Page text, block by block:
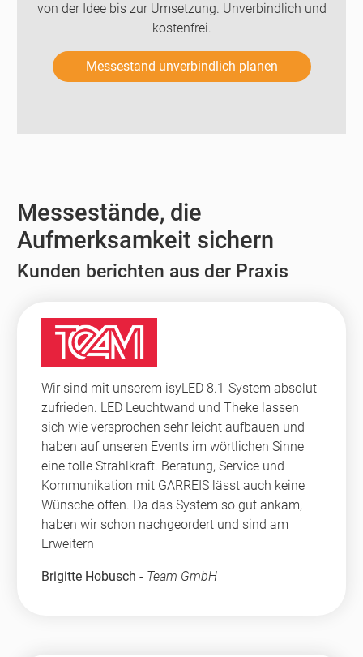
von der Idee bis zur Umsetzung. Unverbindlich und
kostenfrei.
Messestand unverbindlich planen
Messestände, die
Aufmerksamkeit sichern
Kunden berichten aus der Praxis
Wir sind mit unserem isyLED 8.1-System absolut
zufrieden. LED Leuchtwand und Theke lassen
sich wie versprochen sehr leicht aufbauen und
haben auf unseren Events im wörtlichen Sinne
eine tolle Strahlkraft. Beratung, Service und
Kommunikation mit GARREIS lässt auch keine
Wünsche offen. Da das System so gut ankam,
haben wir schon nachgeordert und sind am
Erweitern
Brigitte Hobusch - Team GmbH